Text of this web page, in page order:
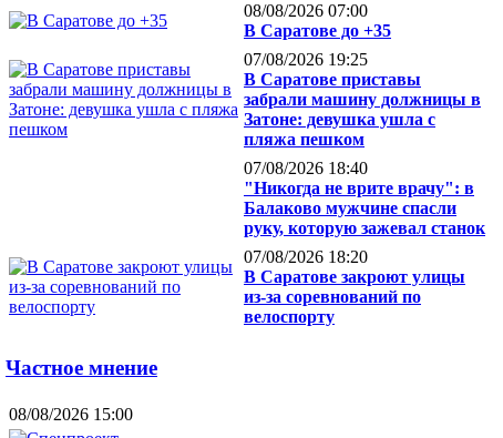
08/08/2026 07:00
В Саратове до +35
07/08/2026 19:25
В Саратове приставы
забрали машину должницы в
Затоне: девушка ушла с
пляжа пешком
07/08/2026 18:40
"Никогда не врите врачу": в
Балаково мужчине спасли
руку, которую зажевал станок
07/08/2026 18:20
В Саратове закроют улицы
из-за соревнований по
велоспорту
Частное мнение
08/08/2026 15:00